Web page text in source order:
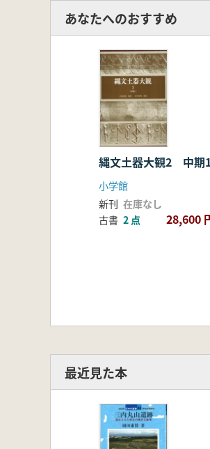
あなたへのおすすめ
縄文土器大観2 中期
小学館
新刊 在庫なし
古書 2 点 28,600
最近見た本